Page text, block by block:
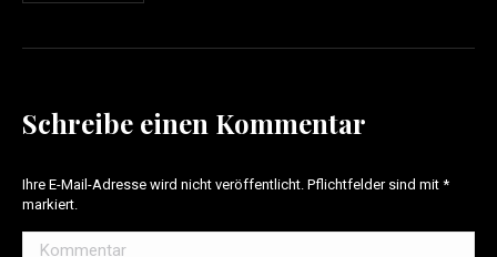
Schreibe einen Kommentar
Ihre E-Mail-Adresse wird nicht veröffentlicht. Pflichtfelder sind mit *
markiert.
Kommentar